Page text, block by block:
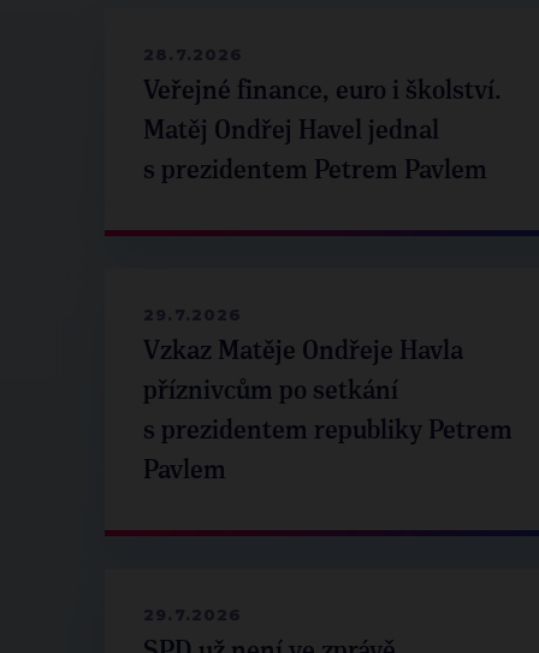
28.7.2026
Veřejné finance, euro i školství.
Matěj Ondřej Havel jednal
s prezidentem Petrem Pavlem
29.7.2026
Vzkaz Matěje Ondřeje Havla
příznivcům po setkání
s prezidentem republiky Petrem
Pavlem
29.7.2026